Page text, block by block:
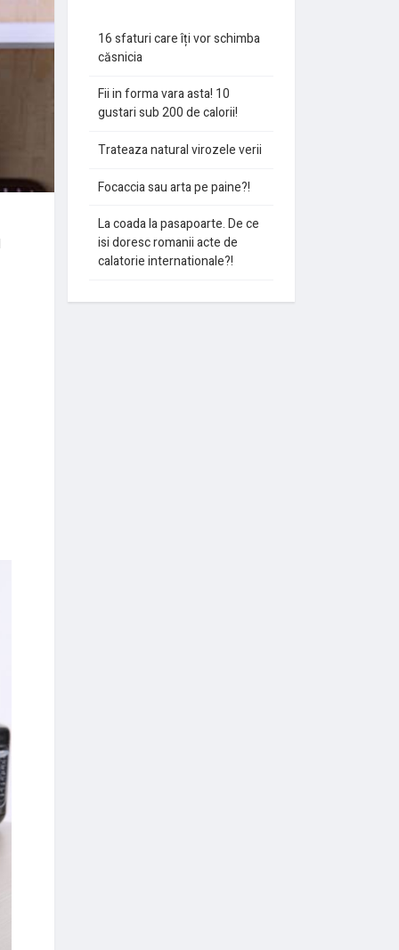
16 sfaturi care îți vor schimba
căsnicia
Fii in forma vara asta! 10
gustari sub 200 de calorii!
Trateaza natural virozele verii
Focaccia sau arta pe paine?!
La coada la pasapoarte. De ce
isi doresc romanii acte de
calatorie internationale?!